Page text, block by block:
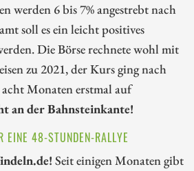
werden 6 bis 7% angestrebt nach
soll es ein leicht positives
Die Börse rechnete wohl mit
zu 2021, der Kurs ging nach
Monaten erstmal auf
an der Bahnsteinkante!
EINE 48-STUNDEN-RALLYE
Seit einigen Monaten gibt